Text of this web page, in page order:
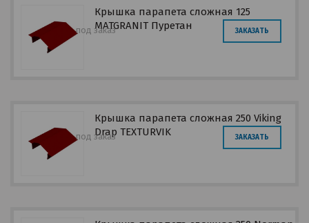
Крышка парапета сложная 125
MATGRANIT Пуретан
под заказ ЗАКАЗАТЬ
Крышка парапета сложная 250 Viking
Drap ТEXTURVIK
под заказ ЗАКАЗАТЬ